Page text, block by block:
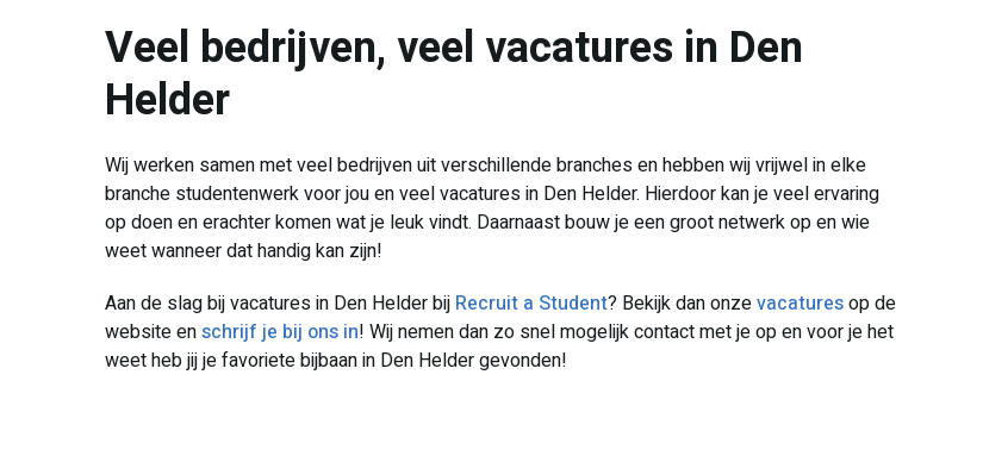
Veel bedrijven, veel vacatures in Den
Helder
Wij werken samen met veel bedrijven uit verschillende branches en hebben wij vrijwel in elke
branche studentenwerk voor jou en veel vacatures in Den Helder. Hierdoor kan je veel ervaring
op doen en erachter komen wat je leuk vindt. Daarnaast bouw je een groot netwerk op en wie
weet wanneer dat handig kan zijn!
Aan de slag bij vacatures in Den Helder bij Recruit a Student? Bekijk dan onzevacaturesop de
website enschrijf je bij ons in! Wij nemen dan zo snel mogelijk contact met je op en voor je het
weet heb jij je favoriete bijbaan in Den Helder gevonden!